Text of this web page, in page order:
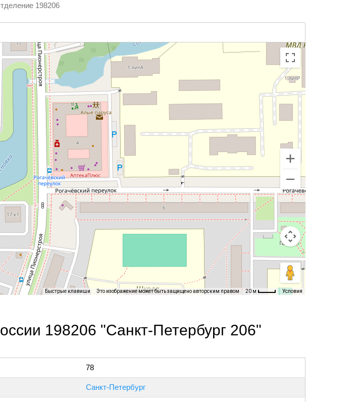
198206
Быстрые клавиши Это изображение может быть защищено авторским правом 20 м Условия
198206 "Санкт-Петербург 206"
78
Санкт-Петербург